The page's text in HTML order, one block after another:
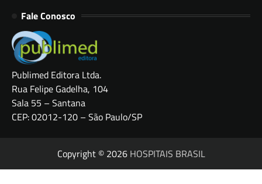
Fale Conosco
Publimed Editora Ltda.
Rua Felipe Gadelha, 104
Sala 55 – Santana
CEP: 02012-120 – São Paulo/SP
Copyright © 2026 HOSPITAIS BRASIL